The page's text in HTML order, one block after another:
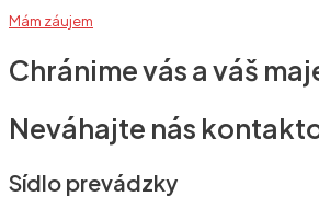
Mám záujem
Chránime vás a váš
Neváhajte nás
Sídlo prevádzky